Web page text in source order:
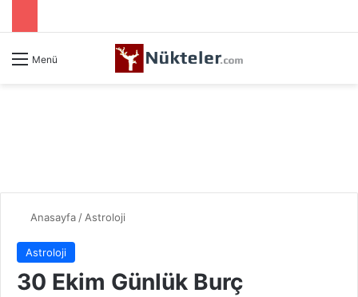
Menü
Anasayfa / Astroloji
Astroloji
30 Ekim Günlük Burç